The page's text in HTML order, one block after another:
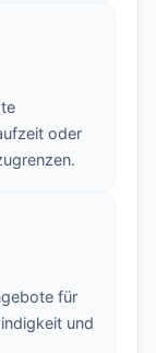
oder
für
und